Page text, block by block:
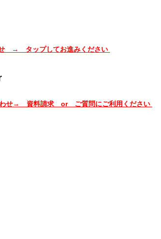
せ → タップしてお進みください
わせ→ 資料請求 or ご質問にご利用ください